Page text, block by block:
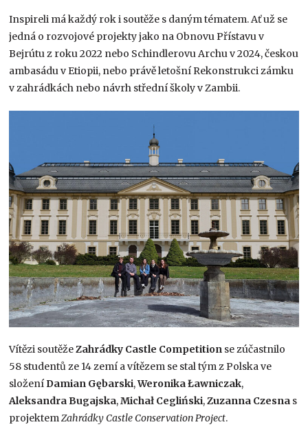
Inspireli má každý rok i soutěže s daným tématem. Ať už se
jedná o rozvojové projekty jako na Obnovu Přístavu v
Bejrútu z roku 2022 nebo Schindlerovu Archu v 2024, českou
ambasádu v Etiopii, nebo právě letošní Rekonstrukci zámku
v zahrádkách nebo návrh střední školy v Zambii.
Vítězi soutěžeZahrádky Castle Competition se zúčastnilo
58 studentů ze 14 zemí a vítězem se stal tým z Polska ve
složení Damian Gębarski,Weronika Ławniczak,
Aleksandra Bugajska,Michał Cegliński,Zuzanna Czesna s
projektemZahrádky Castle Conservation Project.